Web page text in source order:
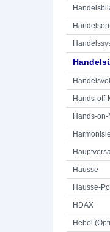
Hands-
Hands-
Hausse
Hausse-
HDAX
Hebel